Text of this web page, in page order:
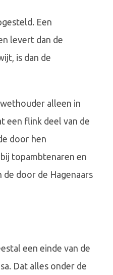
Een
levert dan de
is dan de
alleen in
een flink deel van de
door hen
topambtenaren en
door de Hagenaars
een einde van de
Dat alles onder de